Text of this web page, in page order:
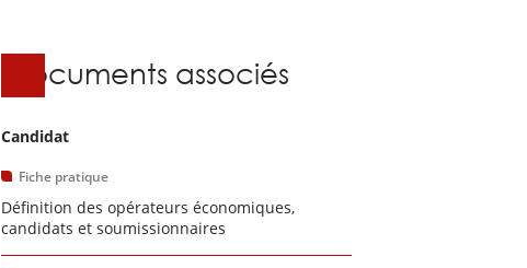
Documents associés
Candidat
Fiche pratique
Définition des opérateurs économiques,
candidats et soumissionnaires